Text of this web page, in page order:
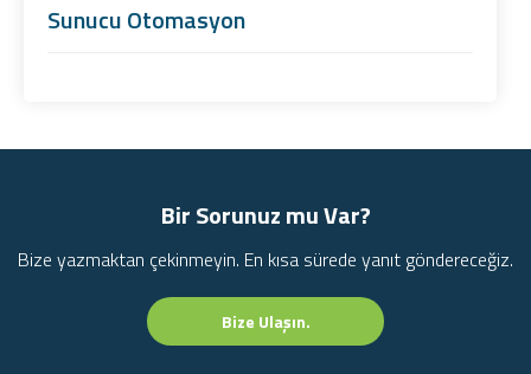
Sunucu Otomasyon
Bir Sorunuz mu Var?
Bize yazmaktan çekinmeyin. En kısa sürede yanıt göndereceğiz.
Bize Ulaşın.